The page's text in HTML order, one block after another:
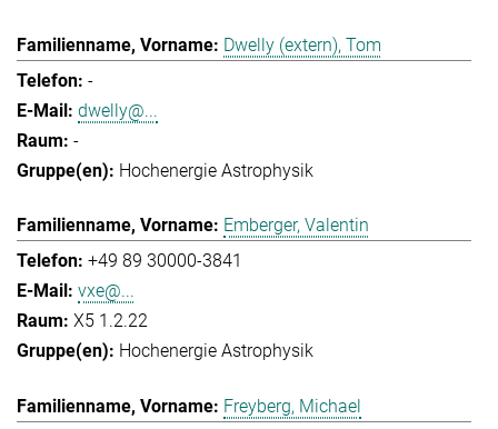
Dwelly (extern), Tom
-
dwelly@...
-
Hochenergie Astrophysik
Emberger, Valentin
+49 89 30000-3841
vxe@...
X5 1.2.22
Hochenergie Astrophysik
Freyberg, Michael